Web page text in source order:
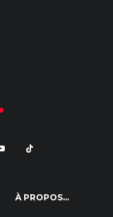
À PROPOS…